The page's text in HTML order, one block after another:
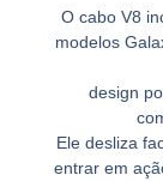
O cabo V8
modelos
design
Ele desliza
entrar em